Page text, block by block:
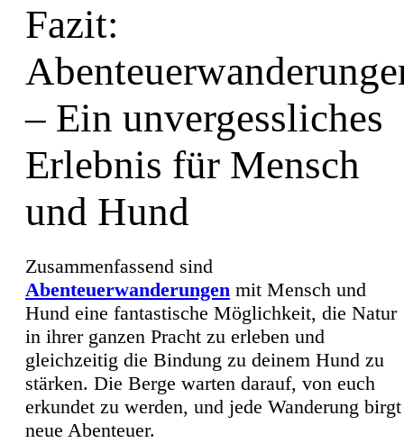
Fazit:
– Ein unvergessliches
Erlebnis für Mensch
und Hund
Zusammenfassend sind
Abenteuerwanderungen mit Mensch und
Hund eine fantastische Möglichkeit, die Natur
in ihrer ganzen Pracht zu erleben und
gleichzeitig die Bindung zu deinem Hund zu
stärken. Die Berge warten darauf, von euch
erkundet zu werden, und jede Wanderung birgt
neue Abenteuer.